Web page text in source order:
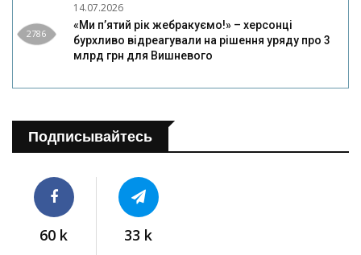
2786
14.07.2026
«Ми п’ятий рік жебракуємо!» – херсонці
бурхливо відреагували на рішення уряду про 3
млрд грн для Вишневого
Подписывайтесь
60 k 33 k